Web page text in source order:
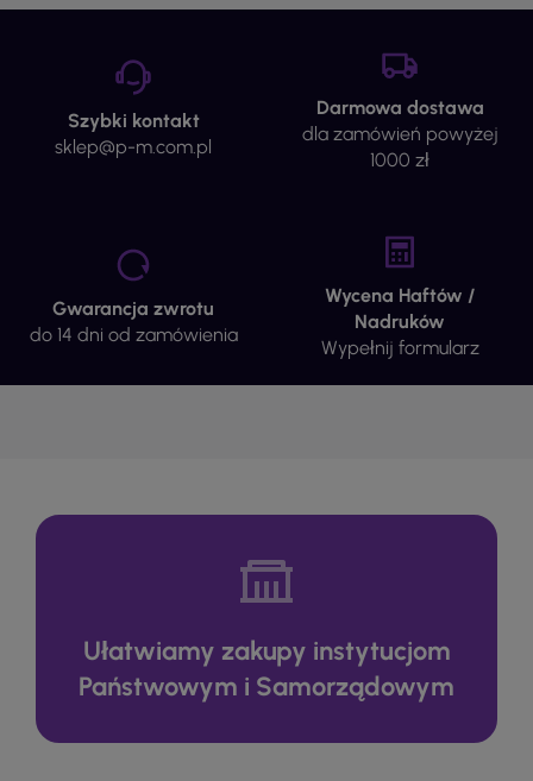
Szybki kontakt
sklep@p-m.com.pl
Darmowa dostawa
dla zamówień powyżej
1000 zł
Gwarancja zwrotu
do 14 dni od zamówienia
Wycena Haftów /
Nadruków
Wypełnij formularz
Ułatwiamy zakupy instytucjom
Państwowym i Samorządowym